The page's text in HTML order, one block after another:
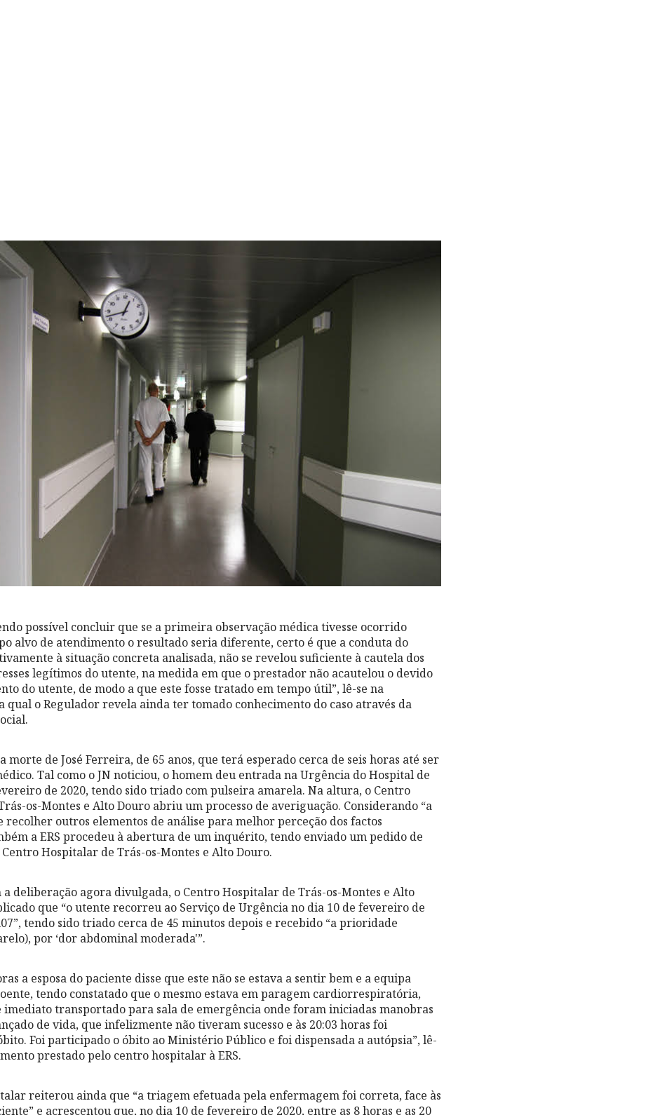
possível concluir que se a primeira observação médica tivesse ocorrido
alvo de atendimento o resultado seria diferente, certo é que a conduta do
à situação concreta analisada, não se revelou suficiente à cautela dos
legítimos do utente, na medida em que o prestador não acautelou o devido
do utente, de modo a que este fosse tratado em tempo útil”, lê-se na
qual o Regulador revela ainda ter tomado conhecimento do caso através da
morte de José Ferreira, de 65 anos, que terá esperado cerca de seis horas até ser
Tal como o JN noticiou, o homem deu entrada na Urgência do Hospital de
de 2020, tendo sido triado com pulseira amarela. Na altura, o Centro
os-Montes e Alto Douro abriu um processo de averiguação. Considerando “a
recolher outros elementos de análise para melhor perceção dos factos
a ERS procedeu à abertura de um inquérito, tendo enviado um pedido de
Hospitalar de Trás-os-Montes e Alto Douro.
a deliberação agora divulgada, o Centro Hospitalar de Trás-os-Montes e Alto
que “o utente recorreu ao Serviço de Urgência no dia 10 de fevereiro de
tendo sido triado cerca de 45 minutos depois e recebido “a prioridade
por ‘dor abdominal moderada'”.
a esposa do paciente disse que este não se estava a sentir bem e a equipa
tendo constatado que o mesmo estava em paragem cardiorrespiratória,
imediato transportado para sala de emergência onde foram iniciadas manobras
de vida, que infelizmente não tiveram sucesso e às 20:03 horas foi
Foi participado o óbito ao Ministério Público e foi dispensada a autópsia”, lê-
prestado pelo centro hospitalar à ERS.
reiterou ainda que “a triagem efetuada pela enfermagem foi correta, face às
e acrescentou que, no dia 10 de fevereiro de 2020, entre as 8 horas e as 20